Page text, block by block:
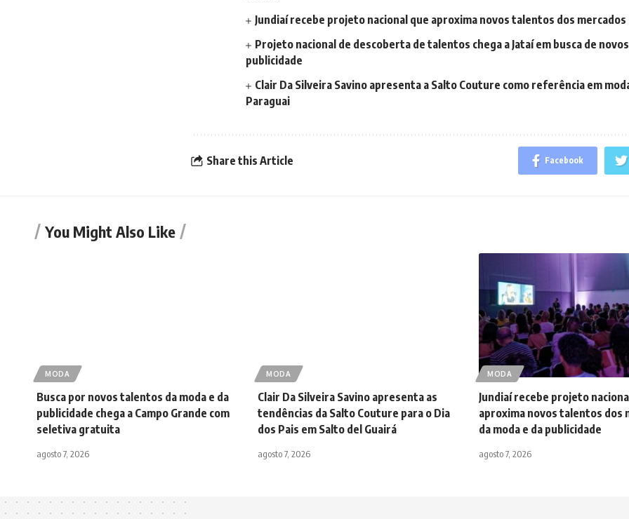
Jundiaí recebe projeto nacional que aproxima novos talentos dos mercados
Projeto nacional de descoberta de talentos chega a Jataí em busca de
publicidade
Clair Da Silveira Savino apresenta a Salto Couture como referência em
Paraguai
Share this Article Facebook
You Might Also Like
MODA
Busca por novos talentos da moda e da
publicidade chega a Campo Grande com
seletiva gratuita
agosto 7, 2026
MODA
Clair Da Silveira Savino apresenta as
tendências da Salto Couture para o Dia
dos Pais em Salto del Guairá
agosto 7, 2026
MODA
Jundiaí recebe projeto
aproxima novos talentos dos
da moda e da publicidade
agosto 7, 2026